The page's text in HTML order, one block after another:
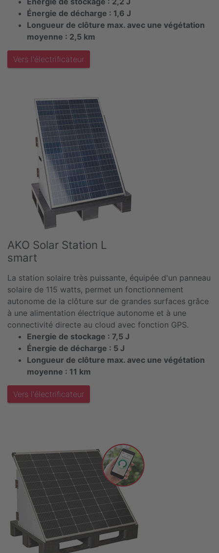
Énergie de décharge : 1,6 J
Longueur de clôture max. avec une végétation
moyenne : 2,5 km
Vers l'électrificateur
AKO Solar Station L
smart
La station solaire très puissante, équipée d'un panneau
solaire de 115 watts, permet un fonctionnement
autonome de la clôture sur de grandes surfaces grâce
à une alimentation électrique autonome et à une
connectivité directe au cloud avec fonction GPS.
Energie de stockage : 7,5 J
Énergie de décharge : 5 J
Longueur de clôture max. avec une végétation
moyenne : 11 km
Vers l'électrificateur